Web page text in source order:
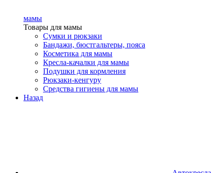
мамы
Товары для мамы
Сумки и рюкзаки
Бандажи, бюстгальтеры, пояса
Косметика для мамы
Кресла-качалки для мамы
Подушки для кормления
Рюкзаки-кенгуру
Средства гигиены для мамы
Назад